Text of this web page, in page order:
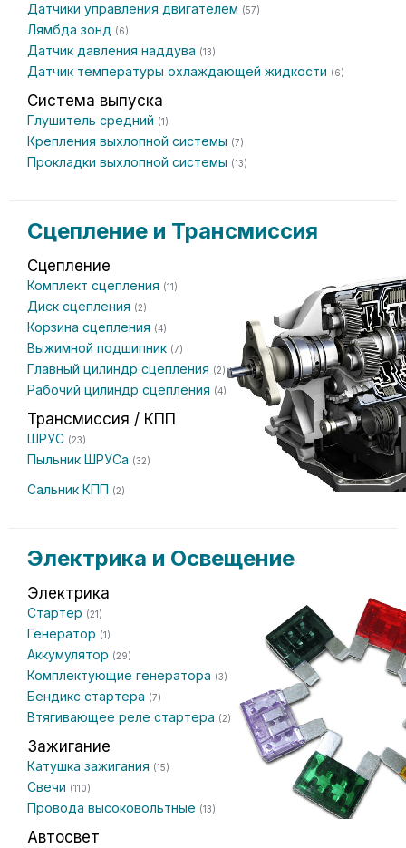
Датчики управления двигателем (57)
Лямбда зонд (6)
Датчик давления наддува (13)
Датчик температуры охлаждающей жидкости (6)
Система выпуска
Глушитель средний (1)
Крепления выхлопной системы (7)
Прокладки выхлопной системы (13)
Сцепление и Трансмиссия
Сцепление
Комплект сцепления (11)
Диск сцепления (2)
Корзина сцепления (4)
Выжимной подшипник (7)
Главный цилиндр сцепления (2)
Рабочий цилиндр сцепления (4)
Трансмиссия / КПП
ШРУС (23)
Пыльник ШРУСа (32)
Сальник КПП (2)
Электрика и Освещение
Электрика
Стартер (21)
Генератор (1)
Аккумулятор (29)
Комплектующие генератора (3)
Бендикс стартера (7)
Втягивающее реле стартера (2)
Зажигание
Катушка зажигания (15)
Свечи (110)
Провода высоковольтные (13)
Автосвет